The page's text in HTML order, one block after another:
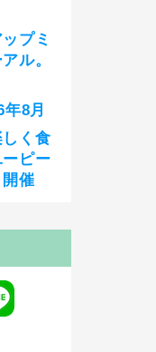
プミ
ル。
8月
しく食
ピー
催